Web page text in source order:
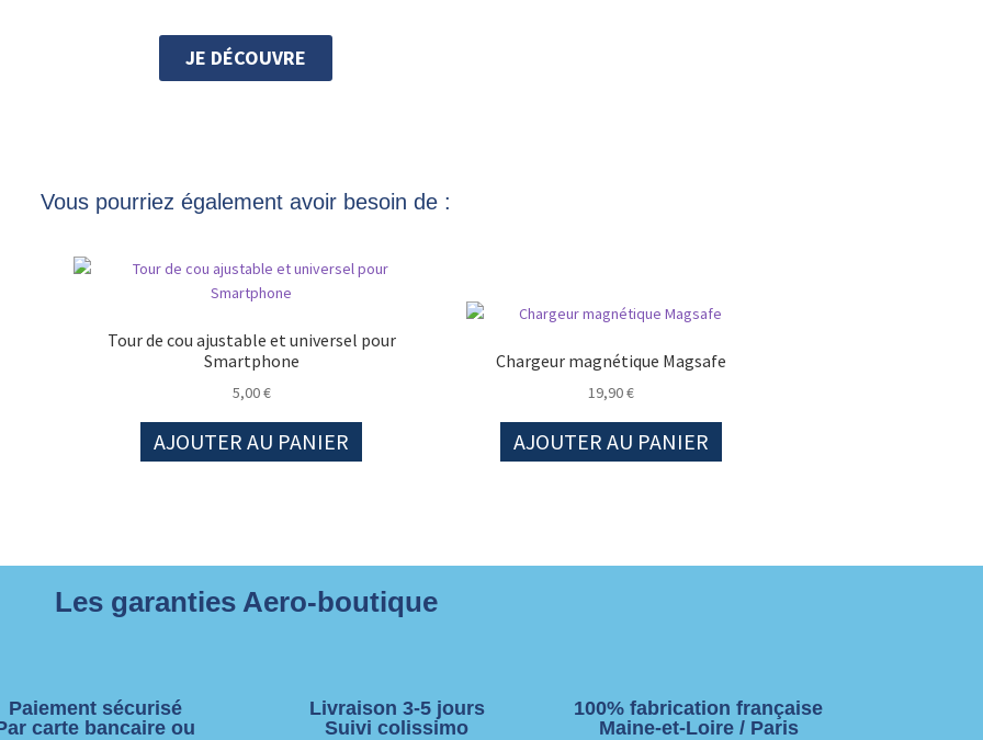
JE DÉCOUVRE
Vous pourriez également avoir besoin de :
Tour de cou ajustable et universel pour
Smartphone
5,00€
AJOUTER AU PANIER
Chargeur magnétique Magsafe
19,90€
AJOUTER AU PANIER
Les garanties Aero-boutique
Paiement sécurisé
carte bancaire ou
Livraison 3-5 jours
Suivi colissimo
100% fabrication française
Maine-et-Loire / Paris